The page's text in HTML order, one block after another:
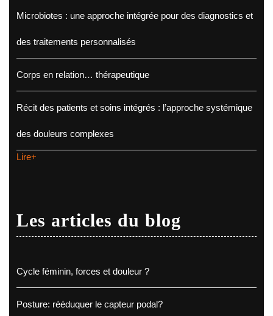
Microbiotes : une approche intégrée pour des diagnostics et
des traitements personnalisés
Corps en relation… thérapeutique
Récit des patients et soins intégrés : l’approche systémique
des douleurs complexes
Lire+
Les articles du blog
Cycle féminin, forces et douleur ?
Posture: rééduquer le capteur podal?